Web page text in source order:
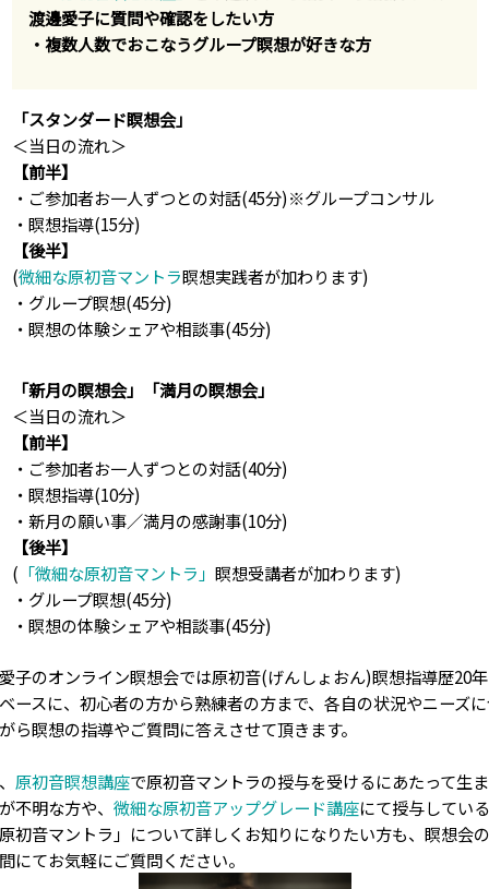
渡邊愛子に質問や確認をしたい方
・複数人数でおこなうグループ瞑想が好きな方
「スタンダード瞑想会」
＜当日の流れ＞
【前半】
・ご参加者お一人ずつとの対話(45分)※グループコンサル
・瞑想指導(15分)
【後半】
(微細な原初音マントラ瞑想実践者が加わります)
・グループ瞑想(45分)
・瞑想の体験シェアや相談事(45分)
「新月の瞑想会」「満月の瞑想会」
＜当日の流れ＞
【前半】
・ご参加者お一人ずつとの対話(40分)
・瞑想指導(10分)
・新月の願い事／満月の感謝事(10分)
【後半】
( 「微細な原初音マントラ」瞑想受講者が加わります)
・グループ瞑想(45分)
・瞑想の体験シェアや相談事(45分)
子のオンライン瞑想会では原初音(げんしょおん)瞑想指導歴20
ースに、初心者の方から熟練者の方まで、各自の状況やニーズ
ら瞑想の指導やご質問に答えさせて頂きます。
原初音瞑想講座で原初音マントラの授与を受けるにあたって生
不明な方や、 微細な原初音アップグレード講座にて授与してい
初音マントラ」について詳しくお知りになりたい方も、瞑想会
にてお気軽にご質問ください。